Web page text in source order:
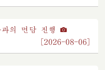
과의 면담 진행
[2026-08-06]